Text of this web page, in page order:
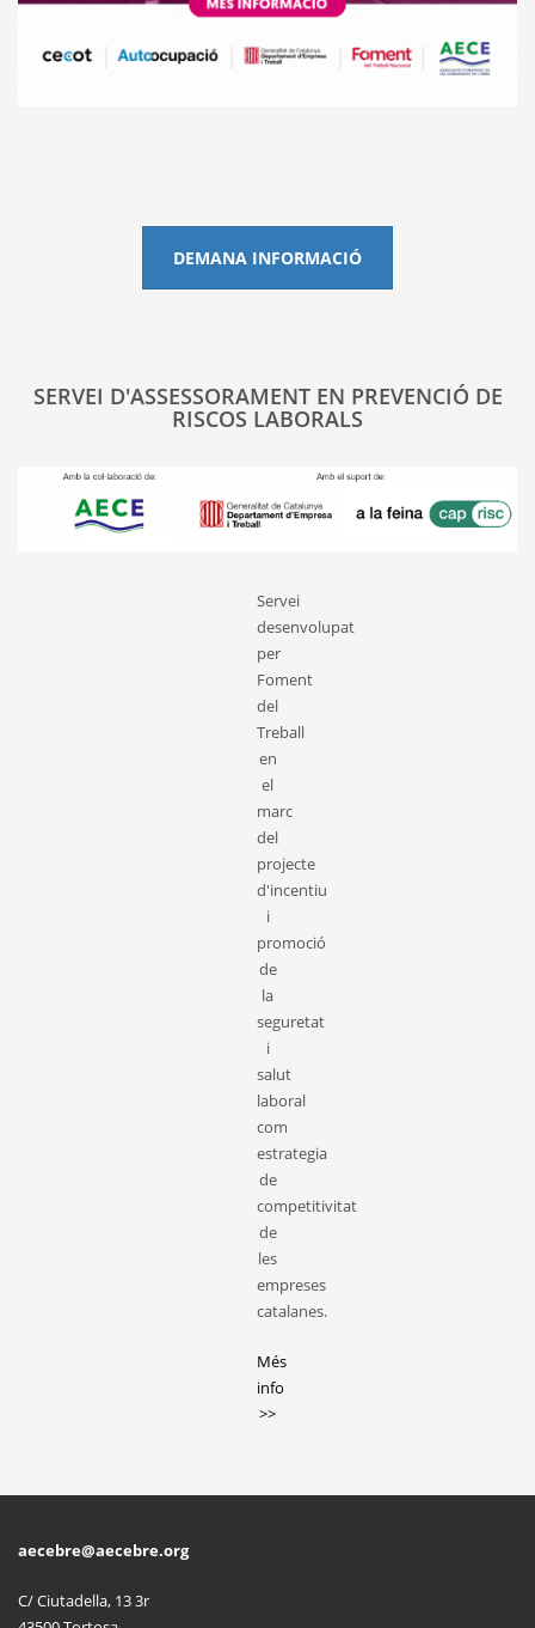
DEMANA INFORMACIÓ
SERVEI D'ASSESSORAMENT EN PREVENCIÓ DE
RISCOS LABORALS
Servei
desenvolupat
per
Foment
del
Treball
en
el
marc
del
projecte
d'incentiu
i
promoció
de
la
seguretat
i
salut
laboral
com
estrategia
de
competitivitat
de
les
empreses
catalanes.
Més
info
>>
aecebre@aecebre.org
C/ Ciutadella, 13 3r